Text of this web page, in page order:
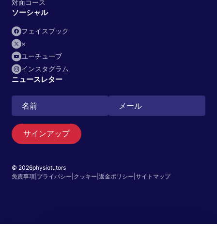
検索
対面コース
ソーシャル
フェイスブック
×
ユーチューブ
インスタグラム
ニュースレター
サインアップ
© 2026physiotutors
免責事項 プライバシー クッキー 返金ポリシー サイトマップ